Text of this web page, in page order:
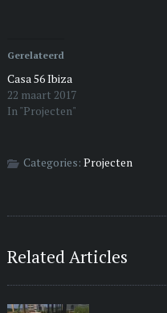
een
venster
geopend)
een
venster
geopend)
Gerelateerd
Casa 56 Ibiza
22 maart 2017
In "Projecten"
Categories: Projecten
Related Articles